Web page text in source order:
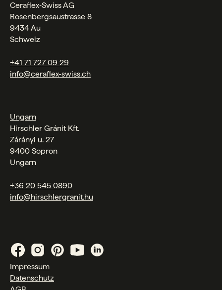
Ceraflex‑Swiss AG
Rosenbergsaustrasse 8
9434 Au
Schweiz
+41 71 727 09 29
info@ceraflex-swiss.ch
Ungarn
Hirschler Gránit Kft.
Zárányi u. 27
9400 Sopron
Ungarn
+36 20 545 0890
info@hirschlergranit.hu
Impressum
Datenschutz